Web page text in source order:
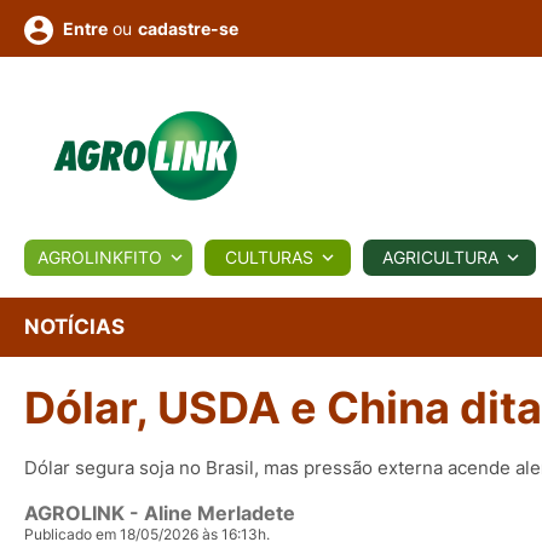
BIOLÓGICOS COTAÇÕES NOTÍCIAS
Conversor Colunistas Eventos
Fotos
e
Vídeos
Entre ou cadastre-se
AGROLINKFITO CULTURAS AGRICULTURA
NOTÍCIAS
Dólar, USDA e China
Dólar segura soja no Brasil, mas pressão externa acende
AGROLINK - Aline Merladete
Publicado em 18/05/2026 às 16:13h.